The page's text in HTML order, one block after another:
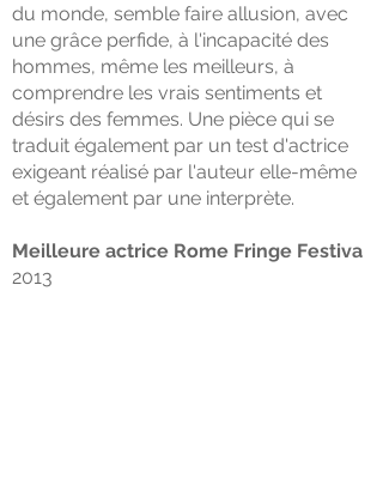
du monde, semble faire allusion, avec
une grâce perfide, à l'incapacité des
hommes, même les meilleurs, à
comprendre les vrais sentiments et
désirs des femmes. Une pièce qui se
traduit également par un test d'actrice
exigeant réalisé par l'auteur elle-même
et également par une interprète.
Meilleure actrice Rome Fringe Festiva
2013